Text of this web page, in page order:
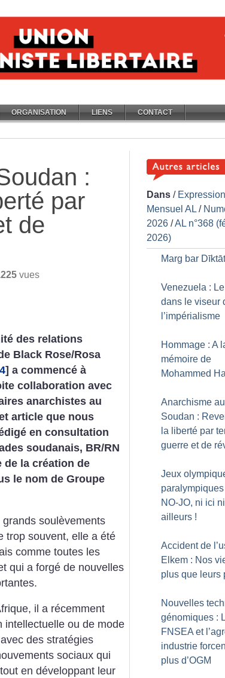
ORGANISATION LIENS CONTACT
:
par
de
vues
des relations
Black Rose/Rosa
4] a commencé à
collaboration avec
anarchistes au
article que nous
en consultation
soudanais, BR/RN
de la création de
le nom de Groupe
grands soulèvements
trop souvent, elle a été
comme toutes les
qui a forgé de nouvelles
il a récemment
intellectuelle ou de mode
des stratégies
sociaux qui
en développant leur
Dans / Expression
Mensuel AL /
2026 /AL n°368
2026)
Marg bar
Venezuela :
dans le viseur
l’impérialisme
Hommage : A
mémoire de
Mohammed
Anarchisme au
Soudan :
la liberté par
guerre et de
Jeux
paralympiques
NO-JO, ni ici ni
ailleurs !
Accident de
Elkem : Nos
plus que leurs
Nouvelles
génomiques :
FNSEA et
industrie
plus d’OGM